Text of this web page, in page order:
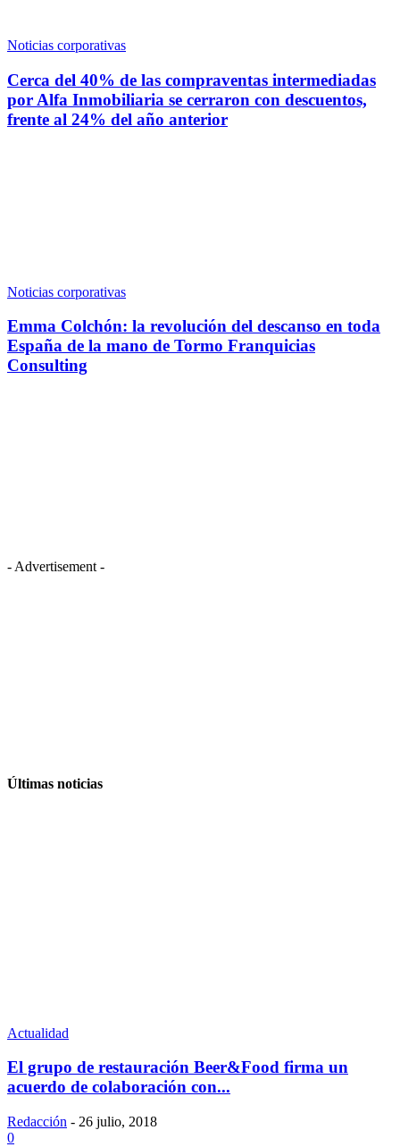
Noticias corporativas
Cerca del 40% de las compraventas intermediadas
por Alfa Inmobiliaria se cerraron con descuentos,
frente al 24% del año anterior
Noticias corporativas
Emma Colchón: la revolución del descanso en toda
España de la mano de Tormo Franquicias
Consulting
- Advertisement -
Últimas noticias
Actualidad
El grupo de restauración Beer&Food firma un
acuerdo de colaboración con...
Redacción - 26 julio, 2018
0